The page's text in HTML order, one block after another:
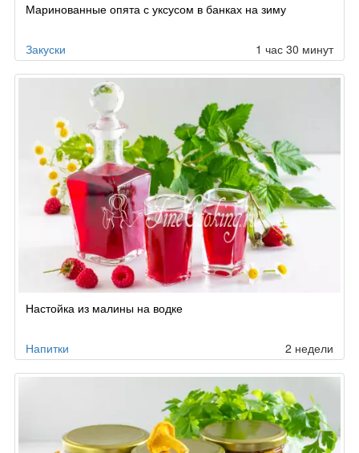
Маринованные опята с уксусом в банках на зиму
Закуски 1 час 30 минут
Настойка из малины на водке
Напитки 2 недели